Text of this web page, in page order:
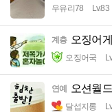
우유리78 Lv.83
계층 오징어
오징어국
연예 오션월
달섭지롱